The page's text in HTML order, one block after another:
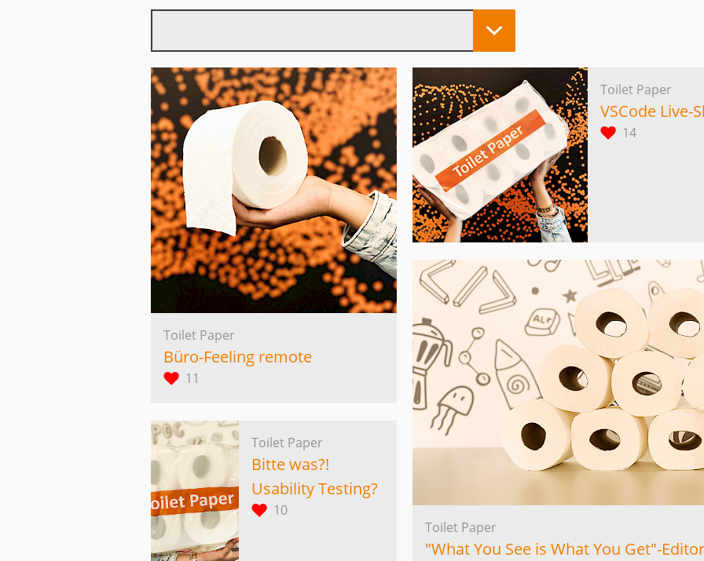
Toilet Paper
Büro-Feeling remote
11
Toilet Paper
VSCode Live-
14
Toilet Paper
"What You See is What You Get"-
Toilet Paper
Bitte was?!
Usability Testing?
10